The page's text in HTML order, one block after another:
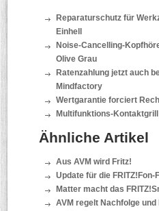
Reparaturschutz für
Einhell
Noise-Cancelling-
Olive Grau
Ratenzahlung jetzt auch
Mindfactory
Wertgarantie forciert
Multifunktions-
Ähnliche Artikel
Aus AVM wird Fritz!
Update für die FRITZ!Fon-
Matter macht das
AVM regelt Nachfolge